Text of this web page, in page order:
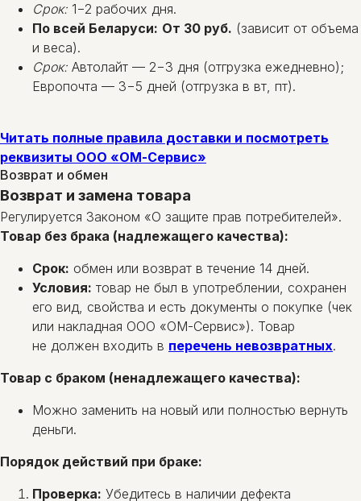
Срок: 1−2 рабочих дня.
По всей Беларуси: От 30 руб. (зависит от объема
и веса).
Срок: Автолайт — 2−3 дня (отгрузка ежедневно);
Европочта — 3−5 дней (отгрузка в вт, пт).
Читать полные правила доставки и посмотреть
реквизиты ООО «ОМ-Сервис»
Возврат и обмен
Возврат и замена товара
Регулируется Законом «О защите прав потребителей».
Товар без брака (надлежащего качества):
Срок: обмен или возврат в течение 14 дней.
Условия: товар не был в употреблении, сохранен
его вид, свойства и есть документы о покупке (чек
или накладная ООО «ОМ-Сервис»). Товар
не должен входить в перечень невозвратных.
Товар с браком (ненадлежащего качества):
Можно заменить на новый или полностью вернуть
деньги.
Порядок действий при браке:
Проверка: Убедитесь в наличии дефекта